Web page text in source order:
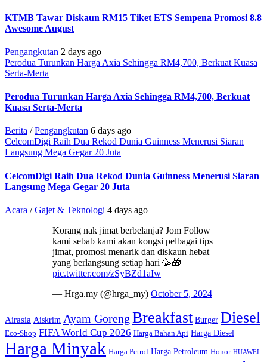
KTMB Tawar Diskaun RM15 Tiket ETS Sempena Promosi 8.8
Awesome August
Pengangkutan 2 days ago
Perodua Turunkan Harga Axia Sehingga RM4,700, Berkuat Kuasa
Serta-Merta
Perodua Turunkan Harga Axia Sehingga RM4,700, Berkuat
Kuasa Serta-Merta
Berita /Pengangkutan 6 days ago
CelcomDigi Raih Dua Rekod Dunia Guinness Menerusi Siaran
Langsung Mega Gegar 20 Juta
CelcomDigi Raih Dua Rekod Dunia Guinness Menerusi Siaran
Langsung Mega Gegar 20 Juta
Acara /Gajet & Teknologi 4 days ago
Korang nak jimat berbelanja? Jom Follow
kami sebab kami akan kongsi pelbagai tips
jimat, promosi menarik dan diskaun hebat
yang berlangsung setiap hari 🥳🎁
pic.twitter.com/zSyBZd1aIw
— Hrga.my (@hrga_my) October 5, 2024
Airasia Aiskrim Ayam Goreng Breakfast Burger Diesel
Eco-Shop FIFA World Cup 2026 Harga Bahan Api Harga Diesel
Harga Minyak Harga Petrol Harga Petroleum Honor HUAWEI